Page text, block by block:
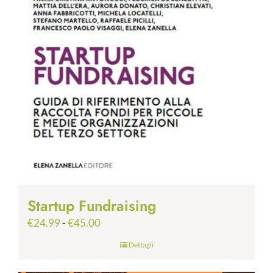
Startup Fundraising
€24.99-€45.00Fascia
Dettagli